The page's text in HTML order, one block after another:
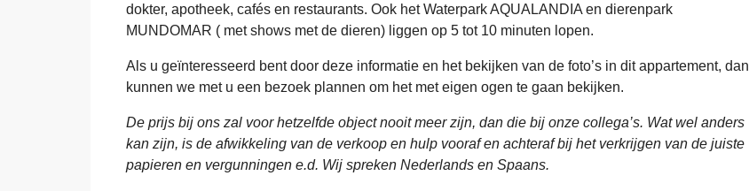
dokter, apotheek, cafés en restaurants. Ook het Waterpark AQUALANDIA en dierenpark
MUNDOMAR ( met shows met de dieren) liggen op 5 tot 10 minuten lopen.
Als u geïnteresseerd bent door deze informatie en het bekijken van de foto’s in dit appartement, dan
kunnen we met u een bezoek plannen om het met eigen ogen te gaan bekijken.
De prijs bij ons zal voor hetzelfde object nooit meer zijn, dan die bij onze collega’s. Wat wel anders
kan zijn, is de afwikkeling van de verkoop en hulp vooraf en achteraf bij het verkrijgen van de juiste
papieren en vergunningen e.d. Wij spreken Nederlands en Spaans.